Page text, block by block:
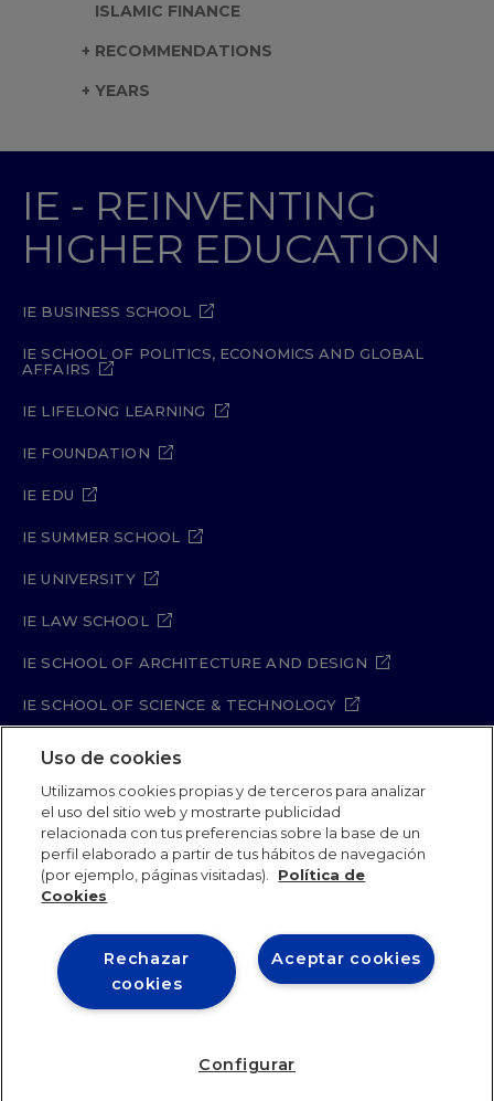
ISLAMIC FINANCE
RECOMMENDATIONS
YEARS
IE - REINVENTING
HIGHER EDUCATION
IE BUSINESS SCHOOL
IE SCHOOL OF POLITICS, ECONOMICS AND GLOBAL
AFFAIRS
IE LIFELONG LEARNING
IE FOUNDATION
IE EDU
IE SUMMER SCHOOL
IE UNIVERSITY
IE LAW SCHOOL
IE SCHOOL OF ARCHITECTURE AND DESIGN
IE SCHOOL OF SCIENCE & TECHNOLOGY
IE SCHOOL OF ARTS & HUMANITIES
Legal Notice Privacy Policy
Cookie Policy
Security Policy
Student Academic Standards
IE University 2026
Uso de cookies
Utilizamos cookies propias y de terceros para analizar
el uso del sitio web y mostrarte publicidad
relacionada con tus preferencias sobre la base de un
perfil elaborado a partir de tus hábitos de navegación
(por ejemplo, páginas visitadas).
Política de
Cookies
Aceptar cookies
Rechazar
cookies
Configurar